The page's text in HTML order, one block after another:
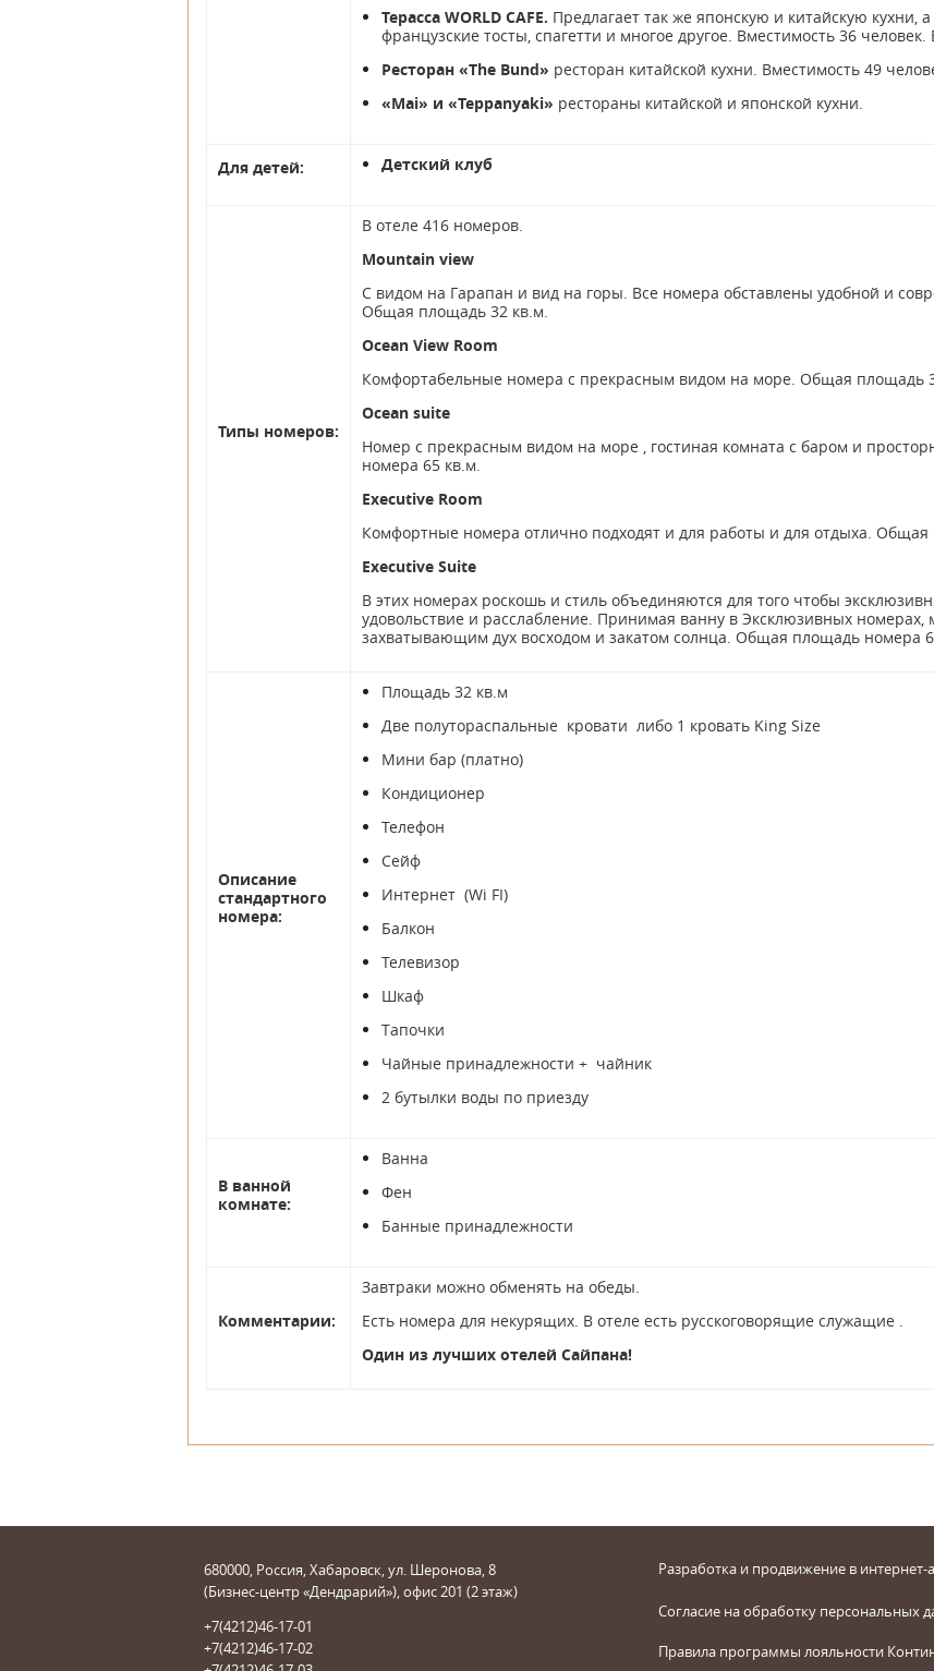
Терасса WORLD CAFE. Предлагает так же японскую и китайскую кухни,
французские тосты, спагетти и многое другое. Вместимость 36
Ресторан «The Bund» ресторан китайской кухни. Вмеcтимость 49
«Mai» и «Teppanyaki» рестораны китайской и японской кухни.
Для детей: Детский клуб
Типы номеров:
В отеле 416 номеров.
Mountain view
С видом на Гарапан и вид на горы. Все номера обставлены удобной и
Общая площадь 32 кв.м.
Ocean View Room
Комфортабельные номера с прекрасным видом на море. Общая площадь
Ocean suite
Номер с прекрасным видом на море , гостиная комната с баром и
номера 65 кв.м.
Executive Room
Комфортные номера отлично подходят и для работы и для отдыха. Общая
Executive Suite
В этих номерах роскошь и стиль объединяются для того чтобы
удовольствие и расслабление. Принимая ванну в Эксклюзивных
захватывающим дух восходом и закатом солнца. Общая площадь номера
Описание
стандартного
номера:
Площадь 32 кв.м
Две полутораспальные кровати либо 1 кровать King Size
Мини бар (платно)
Кондиционер
Телефон
Сейф
Интернет (Wi FI)
Балкон
Телевизор
Шкаф
Тапочки
Чайные принадлежности + чайник
2 бутылки воды по приезду
В ванной
комнате:
Ванна
Фен
Банные принадлежности
Комментарии:
Завтраки можно обменять на обеды.
Есть номера для некурящих. В отеле есть русскоговорящие служащие
Один из лучших отелей Сайпана!
680000, Россия, Хабаровск, ул. Шеронова, 8
(Бизнес-центр «Дендрарий»), офис 201 (2 этаж)
+7(4212)46-17-01
+7(4212)46-17-02
Разработка и продвижение в интернет-
Согласие на обработку персональных
Правила программы лояльности